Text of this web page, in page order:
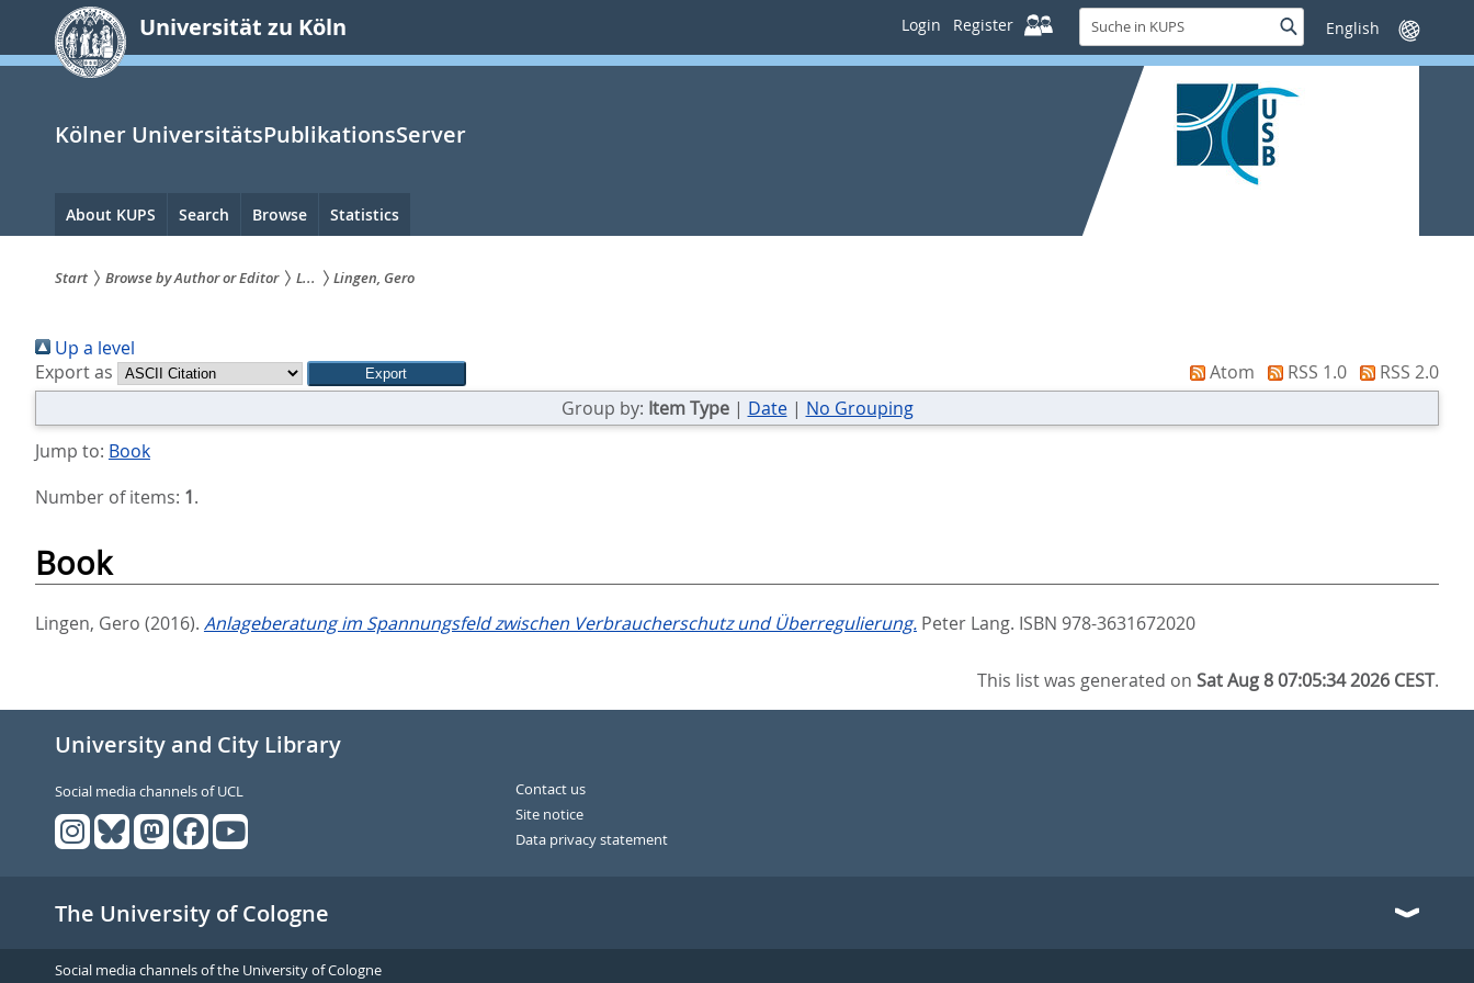
springen
Universität zu Köln Login Register
Suche
in
KUPS
SucheSprache
wechseln
Kölner UniversitätsPublikationsServer
Hauptnavigation
About KUPS Search Browse Statistics
sind
hier:
Start Browse by Author or Editor L... Lingen, Gero
Up a level
Export as
Atom RSS 1.0
RSS 2.0
Group by: Item Type| Date| No Grouping
Jump to: Book
Number of items: 1.
Book
Lingen, Gero (2016). Anlageberatung im Spannungsfeld zwischen Verbraucherschutz und Überregulierung. Peter Lang. ISBN 978-3631672020
This list was generated onSat Aug 8 07:05:34 2026 CEST.
University and City Library
Social media channels of UCL
Contact us
Site notice
Data privacy statement
The University of Cologne
Social media channels of the University of Cologne